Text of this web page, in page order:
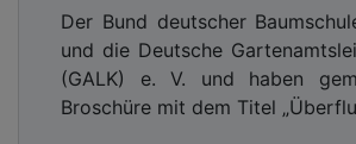
Der Bund deutscher
und die Deutsche
(GALK) e. V. und haben
Broschüre mit dem Titel